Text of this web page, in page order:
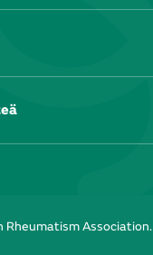
Rheumatism Association.